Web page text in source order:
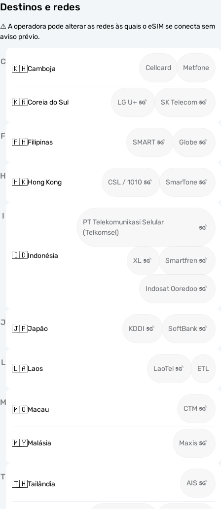
Destinos e redes
⚠️ A operadora pode alterar as redes às quais o eSIM se conecta sem
aviso prévio.
C
🇰🇭Camboja Cellcard Metfone
🇰🇷Coreia do Sul LG U+ SK Telecom
F
🇵🇭Filipinas SMART Globe
H
🇭🇰Hong Kong CSL / 1010 SmarTone
I
🇮🇩Indonésia
PT Telekomunikasi Selular
(Telkomsel)
XL Smartfren
Indosat Ooredoo
J
🇯🇵Japão KDDI SoftBank
L
🇱🇦Laos LaoTel ETL
M
🇲🇴Macau CTM
🇲🇾Malásia Maxis
T
🇹🇭Tailândia AIS